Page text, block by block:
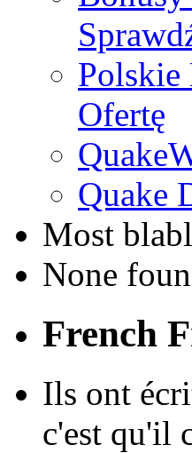
Polskie
Ofertę
Quake
Most
None
French
Ils ont
c'est qu'il